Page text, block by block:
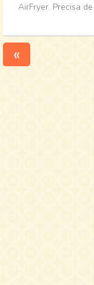
AirFryer. Precisa